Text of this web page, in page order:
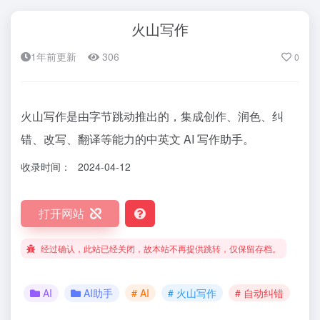
火山写作
1年前更新 306 0
火山写作是由字节跳动推出的，集成创作、润色、纠
错、改写、翻译等能力的中英文 AI 写作助手。
收录时间： 2024-04-12
打开网站
经过确认，此站已经关闭，故本站不再提供跳转，仅保留存档。
AI AI助手 # AI # 火山写作 # 自动纠错